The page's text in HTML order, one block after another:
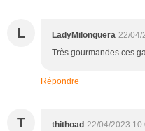
L LadyMilonguera 22/04/
Très gourmandes ces
Répondre
T thithoad 22/04/2023